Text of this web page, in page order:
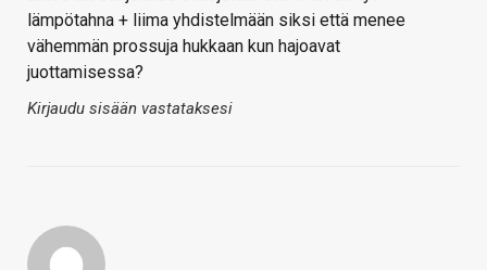
lämpötahna + liima yhdistelmään siksi että menee
vähemmän prossuja hukkaan kun hajoavat
juottamisessa?
Kirjaudu sisään vastataksesi